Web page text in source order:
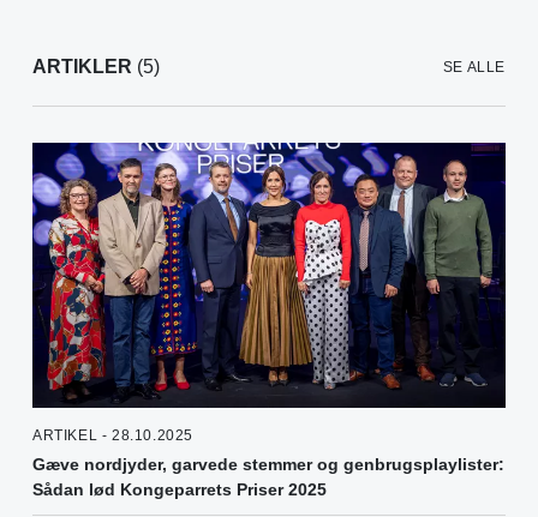
ARTIKLER (5) SE ALLE
ARTIKEL - 28.10.2025
Gæve nordjyder, garvede stemmer og genbrugsplaylister:
Sådan lød Kongeparrets Priser 2025